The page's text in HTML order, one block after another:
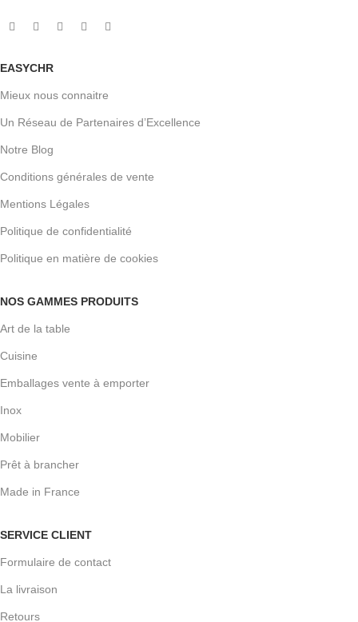
EASYCHR
Mieux nous connaitre
Un Réseau de Partenaires d’Excellence
Notre Blog
Conditions générales de vente
Mentions Légales
Politique de confidentialité
Politique en matière de cookies
NOS GAMMES PRODUITS
Art de la table
Cuisine
Emballages vente à emporter
Inox
Mobilier
Prêt à brancher
Made in France
SERVICE CLIENT
Formulaire de contact
La livraison
Retours